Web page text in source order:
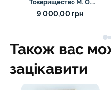
Товарищество М. О.
Вольф 1910
9 000,00 грн
Також вас
зацікавити